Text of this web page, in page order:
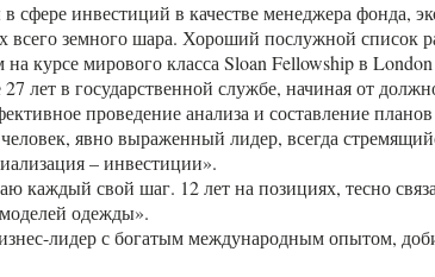
сфере инвестиций в качестве менеджера фонда,
всего земного шара. Хороший послужной
курсе мирового класса Sloan Fellowship в
лет в государственной службе, начиная от
проведение анализа и составление
явно выраженный лидер, всегда
– инвестиции».
каждый свой шаг. 12 лет на позициях, тесно
одежды».
лидер с богатым международным опытом,